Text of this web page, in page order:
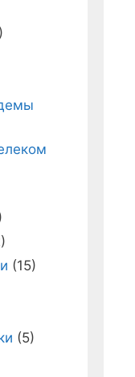
(15)
(5)